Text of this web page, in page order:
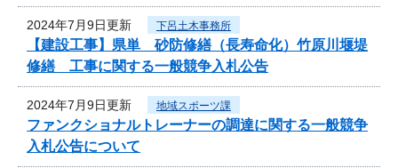
2024年7月9日更新 下呂土木事務所
【建設工事】県単 砂防修繕（長寿命化）竹原川堰堤
修繕 工事に関する一般競争入札公告
2024年7月9日更新 地域スポーツ課
ファンクショナルトレーナーの調達に関する一般競争
入札公告について